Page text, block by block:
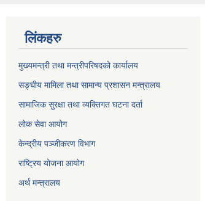
सङ्घीय मामिला तथा सामान्य प्रशासन मन्त्रालय
हाम्रो ट्विटर